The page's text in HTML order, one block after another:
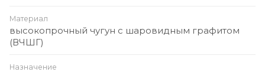
Материал
высокопрочный чугун с шаровидным графитом
(ВЧШГ)
Назначение